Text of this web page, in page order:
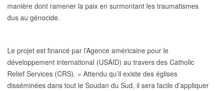
manière dont ramener la paix en surmontant les traumatismes
dus au génocide.
Le projet est financé par l’Agence américaine pour le
développement international (USAID) au travers des Catholic
Relief Services (CRS). « Attendu qu’il existe des églises
disséminées dans tout le Soudan du Sud, il sera facile d’appliquer